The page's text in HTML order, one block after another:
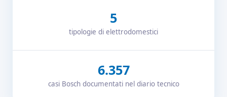
5
tipologie di elettrodomestici
6.357
casi Bosch documentati nel diario tecnico